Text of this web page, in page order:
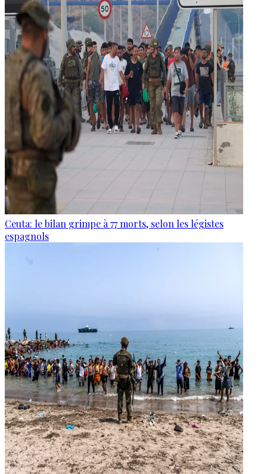
Ceuta: le bilan grimpe à 77 morts, selon les légistes
espagnols